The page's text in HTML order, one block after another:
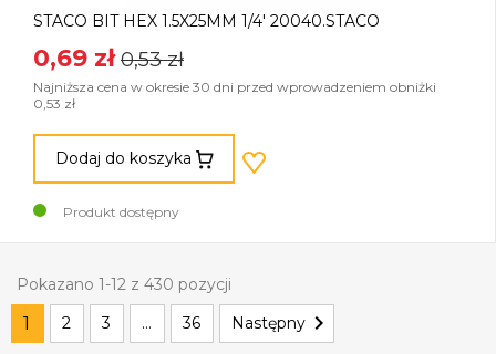
STACO BIT HEX 1.5X25MM 1/4' 20040.STACO
0,69 zł 0,53 zł
Najniższa cena w okresie 30 dni przed wprowadzeniem obniżki
0,53 zł
Dodaj do koszyka
Produkt dostępny
Pokazano 1-12 z 430 pozycji
1 2 3 … 36 Następny 